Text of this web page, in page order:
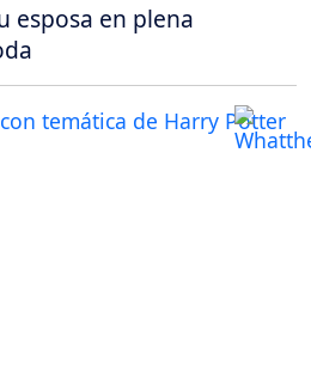
esposa en plena